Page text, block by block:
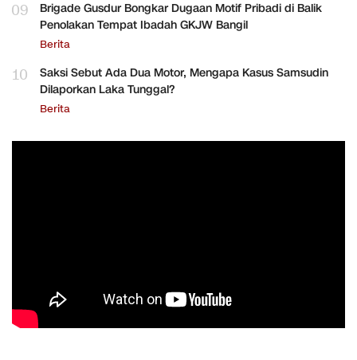
09
Brigade Gusdur Bongkar Dugaan Motif Pribadi di Balik
Penolakan Tempat Ibadah GKJW Bangil
Berita
10
Saksi Sebut Ada Dua Motor, Mengapa Kasus Samsudin
Dilaporkan Laka Tunggal?
Berita